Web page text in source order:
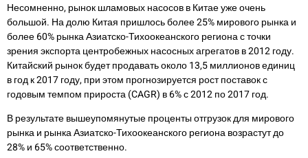
Несомненно, рынок шламовых насосов в Китае уже очень
большой. На долю Китая пришлось более 25% мирового рынка и
более 60% рынка Азиатско-Тихоокеанского региона с точки
зрения экспорта центробежных насосных агрегатов в 2012 году.
Китайский рынок будет продавать около 13,5 миллионов единиц
в год к 2017 году, при этом прогнозируется рост поставок с
годовым темпом прироста (CAGR) в 6% с 2012 по 2017 год.
В результате вышеупомянутые проценты отгрузок для мирового
рынка и рынка Азиатско-Тихоокеанского региона возрастут до
28% и 65% соответственно.